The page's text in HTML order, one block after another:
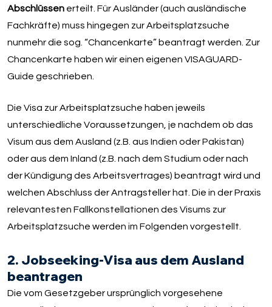
Abschlüssenerteilt. Für Ausländer (auch ausländische
Fachkräfte) muss hingegen zur Arbeitsplatzsuche
nunmehr die sog. “Chancenkarte” beantragt werden. Zur
Chancenkarte haben wir einen eigenen VISAGUARD-
Guide geschrieben.
Die Visa zur Arbeitsplatzsuche haben jeweils
unterschiedliche Voraussetzungen, je nachdem ob das
Visum aus dem Ausland (z.B. aus Indien oder Pakistan)
oder aus dem Inland (z.B. nach dem Studium oder nach
der Kündigung des Arbeitsvertrages) beantragt wird und
welchen Abschluss der Antragsteller hat. Die in der Praxis
relevantesten Fallkonstellationen des Visums zur
Arbeitsplatzsuche werden im Folgenden vorgestellt.
2. Jobseeking-Visa aus dem Ausland
beantragen
Die vom Gesetzgeber ursprünglich vorgesehene